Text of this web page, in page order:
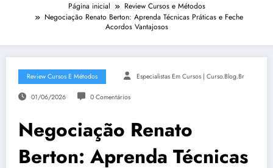
Página inicial
Review Cursos e Métodos
Negociação Renato Berton: Aprenda Técnicas Práticas e Feche
Acordos Vantajosos
Review Cursos E Métodos Especialistas Em Cursos | Curso.blog.br
01/06/2026 0 Comentários
Negociação Renato
Berton: Aprenda Técnicas